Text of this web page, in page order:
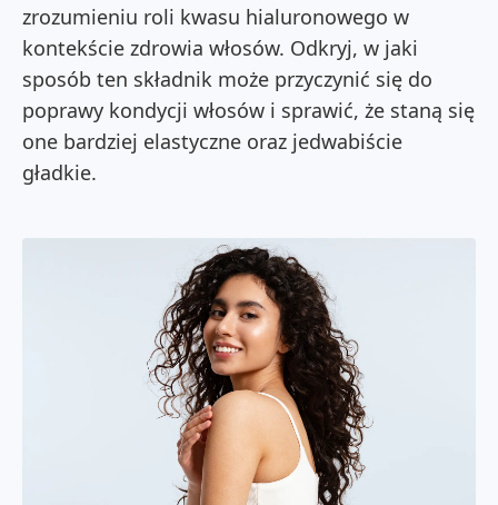
zrozumieniu roli kwasu hialuronowego w
kontekście zdrowia włosów. Odkryj, w jaki
sposób ten składnik może przyczynić się do
poprawy kondycji włosów i sprawić, że staną się
one bardziej elastyczne oraz jedwabiście
gładkie.